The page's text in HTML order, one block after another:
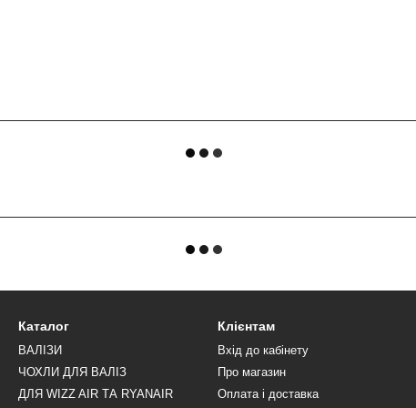
Каталог
ВАЛІЗИ
ЧОХЛИ ДЛЯ ВАЛІЗ
ДЛЯ WIZZ AIR ТА RYANAIR
Клієнтам
Вхід до кабінету
Про магазин
Оплата і доставка